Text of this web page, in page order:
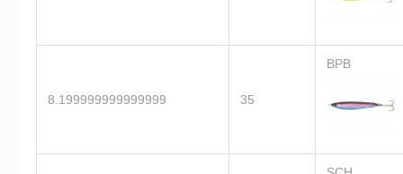
8.199999999999999 35
BPB